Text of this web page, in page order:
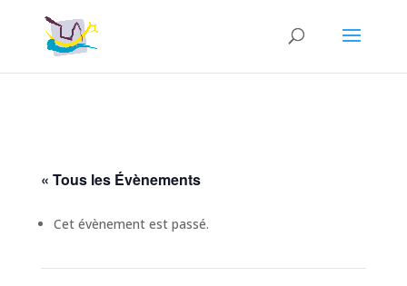
« Tous les Évènements
Cet évènement est passé.